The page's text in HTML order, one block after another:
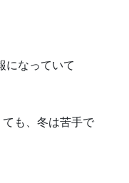
になっていて
も、冬は苦手で